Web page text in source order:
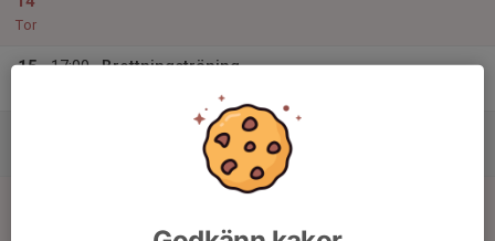
Tor
15
17:00
Brottningsträning
Väsby Wrestling Open 2026
Kampsportcentret, Husarvägen 29, Upplands Vä
Städvecka U11/U13